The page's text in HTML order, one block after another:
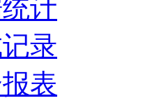
计
录
表